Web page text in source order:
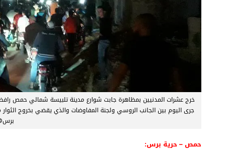
خرج عشرات المدنيين بمظاهرة جابت شوارع مدينة تلبيسة شمالي حمص
حمص – حرية برس: